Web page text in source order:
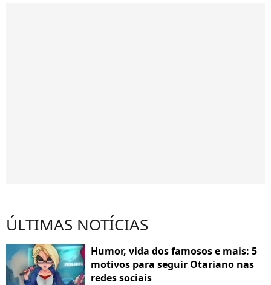
ÚLTIMAS NOTÍCIAS
Humor, vida dos famosos e mais: 5
motivos para seguir Otariano nas
redes sociais